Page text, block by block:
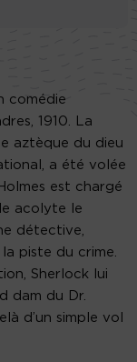
comédie
1910. La
aztèque du dieu
a été volée
est chargé
acolyte le
détective,
la piste du crime.
Sherlock lui
dam du Dr.
d’un simple vol